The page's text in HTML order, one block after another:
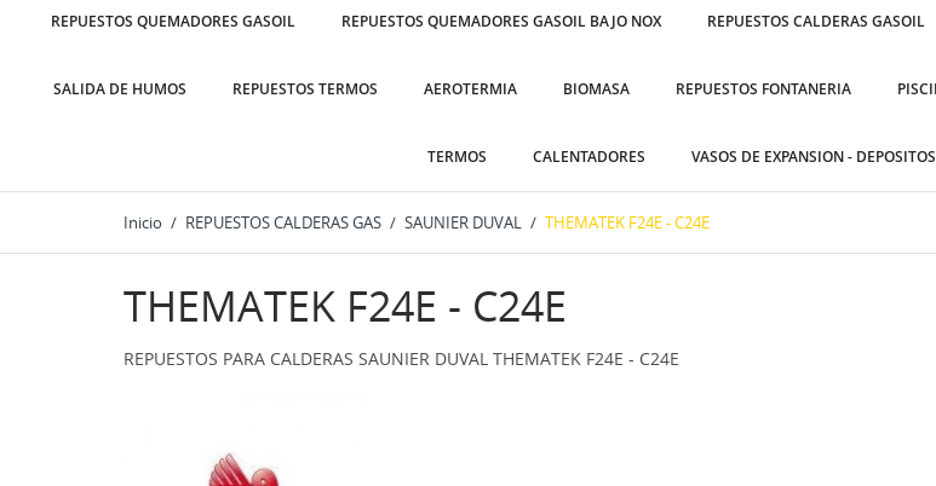
REPUESTOS QUEMADORES GASOIL REPUESTOS QUEMADORES GASOIL BAJO NOX REPUESTOS CALDERAS GASOIL
SALIDA DE HUMOS REPUESTOS TERMOS AEROTERMIA BIOMASA REPUESTOS FONTANERIA
TERMOS CALENTADORES VASOS DE EXPANSION -
Inicio REPUESTOS CALDERAS GAS SAUNIER DUVAL THEMATEK F24E - C24E
THEMATEK F24E - C24E
REPUESTOS PARA CALDERAS SAUNIER DUVAL THEMATEK F24E - C24E